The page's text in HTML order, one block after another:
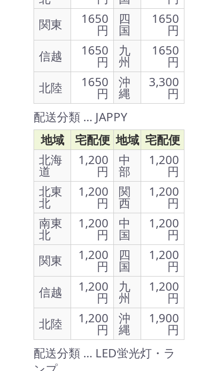
関東
1650
円
四
国
1650
円
信越
1650
円
九
州
1650
円
北陸
1650
円
沖
縄
3,300
円
配送分類 … JAPPY
地域
宅配便 地域 宅配便
北海
道
1,200
円
中
部
1,200
円
北東
北
1,200
円
関
西
1,200
円
南東
北
1,200
円
中
国
1,200
円
関東
1,200
円
四
国
1,200
円
信越
1,200
円
九
州
1,200
円
北陸
1,200
円
沖
縄
1,900
円
配送分類 … LED蛍光灯・ラ